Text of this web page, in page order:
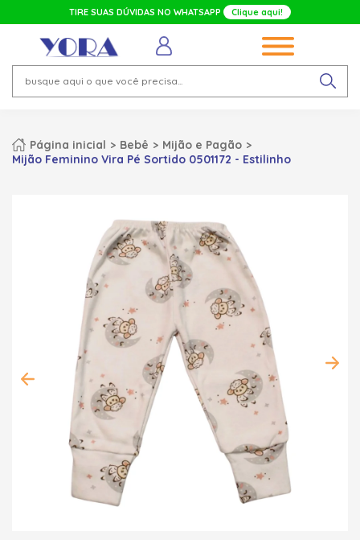
TIRE SUAS DÚVIDAS NO WHATSAPP Clique aqui!
Página inicial Bebê
Mijão e Pagão
Mijão Feminino Vira Pé Sortido 0501172 - Estilinho